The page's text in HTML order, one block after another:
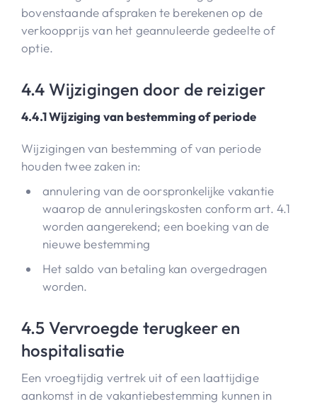
bovenstaande afspraken te berekenen op de
verkoopprijs van het geannuleerde gedeelte of
optie.
4.4 Wijzigingen door de reiziger
4.4.1 Wijziging van bestemming of periode
Wijzigingen van bestemming of van periode
houden twee zaken in:
annulering van de oorspronkelijke vakantie
waarop de annuleringskosten conform art. 4.1
worden aangerekend; een boeking van de
nieuwe bestemming
Het saldo van betaling kan overgedragen
worden.
4.5 Vervroegde terugkeer en
hospitalisatie
Een vroegtijdig vertrek uit of een laattijdige
aankomst in de vakantiebestemming kunnen in